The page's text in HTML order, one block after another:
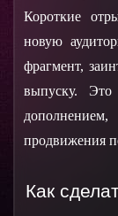
Короткие
новую
фрагмент,
выпуску. Это
продвижения
Как